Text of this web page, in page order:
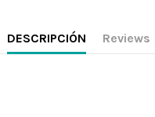
DESCRIPCIÓN Reviews